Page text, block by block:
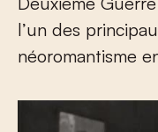
l’un des
néoromantisme